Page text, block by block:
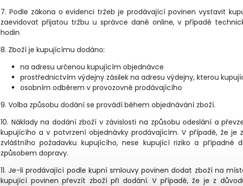
7. Podle zákona o evidenci tržeb je prodávající povinen vystavit
zaevidovat přijatou tržbu u správce daně online, v případě
hodin
8. Zboží je kupujícímu dodáno:
na adresu určenou kupujícím objednávce
prostřednictvím výdejny zásilek na adresu výdejny, kterou
osobním odběrem v provozovně prodávajícího
9. Volba způsobu dodání se provádí během objednávání zboží.
10. Náklady na dodání zboží v závislosti na způsobu odeslání a
kupujícího a v potvrzení objednávky prodávajícím. V případě, že je
zvláštního požadavku kupujícího, nese kupující riziko a případné
způsobem dopravy.
11. Je-li prodávající podle kupní smlouvy povinen dodat zboží na
kupující povinen převzít zboží při dodání. V případě, že je z